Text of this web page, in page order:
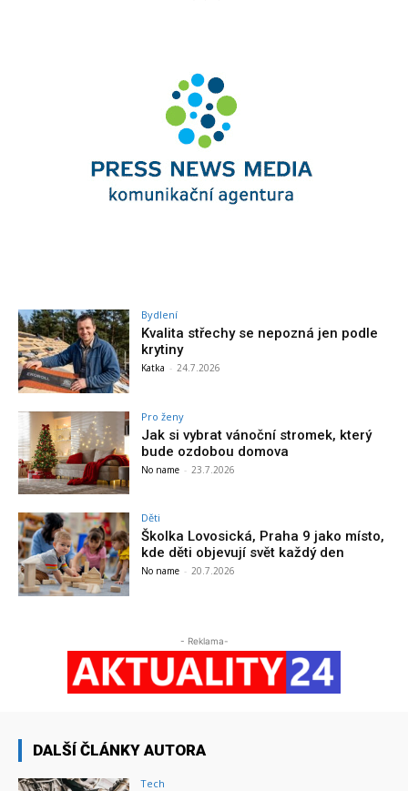
Bydlení
Kvalita střechy se nepozná jen podle
krytiny
Katka - 24.7.2026
Pro ženy
Jak si vybrat vánoční stromek, který
bude ozdobou domova
No name - 23.7.2026
Děti
Školka Lovosická, Praha 9 jako místo,
kde děti objevují svět každý den
No name - 20.7.2026
- Reklama-
DALŠÍ ČLÁNKY AUTORA
Tech